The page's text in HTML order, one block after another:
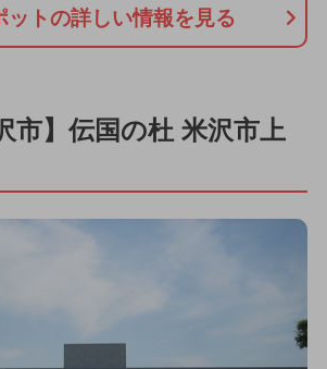
ットの詳しい情報を見る
市】伝国の杜 米沢市上